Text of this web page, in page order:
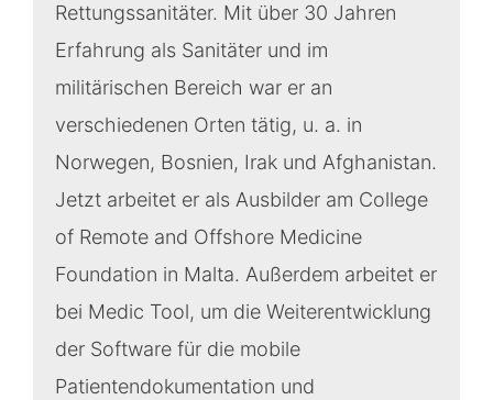
Rettungssanitäter. Mit über 30 Jahren
Erfahrung als Sanitäter und im
militärischen Bereich war er an
verschiedenen Orten tätig, u. a. in
Norwegen, Bosnien, Irak und Afghanistan.
Jetzt arbeitet er als Ausbilder am College
of Remote and Offshore Medicine
Foundation in Malta. Außerdem arbeitet er
bei Medic Tool, um die Weiterentwicklung
der Software für die mobile
Patientendokumentation und